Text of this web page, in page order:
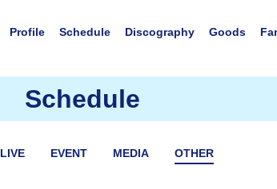
Profile Schedule Discography Goods
Schedule
LIVE EVENT MEDIA OTHER